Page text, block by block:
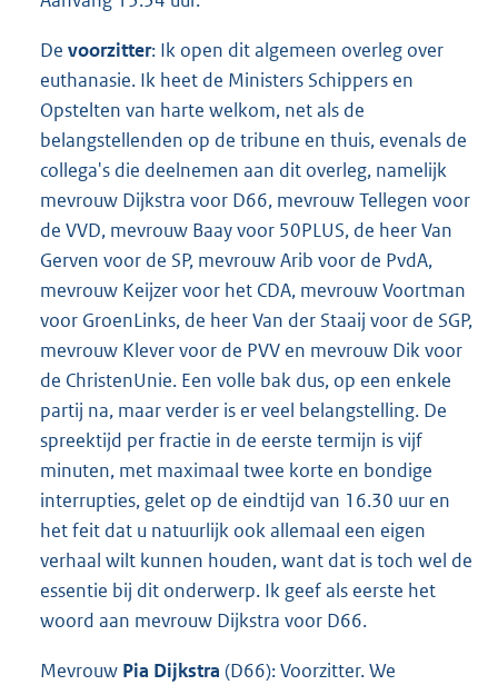
De voorzitter: Ik open dit algemeen overleg over
euthanasie. Ik heet de Ministers Schippers en
Opstelten van harte welkom, net als de
belangstellenden op de tribune en thuis, evenals de
collega's die deelnemen aan dit overleg, namelijk
mevrouw Dijkstra voor D66, mevrouw Tellegen voor
de VVD, mevrouw Baay voor 50PLUS, de heer Van
Gerven voor de SP, mevrouw Arib voor de PvdA,
mevrouw Keijzer voor het CDA, mevrouw Voortman
voor GroenLinks, de heer Van der Staaij voor de SGP,
mevrouw Klever voor de PVV en mevrouw Dik voor
de ChristenUnie. Een volle bak dus, op een enkele
partij na, maar verder is er veel belangstelling. De
spreektijd per fractie in de eerste termijn is vijf
minuten, met maximaal twee korte en bondige
interrupties, gelet op de eindtijd van 16.30 uur en
het feit dat u natuurlijk ook allemaal een eigen
verhaal wilt kunnen houden, want dat is toch wel de
essentie bij dit onderwerp. Ik geef als eerste het
woord aan mevrouw Dijkstra voor D66.
Mevrouw Pia Dijkstra (D66): Voorzitter. We